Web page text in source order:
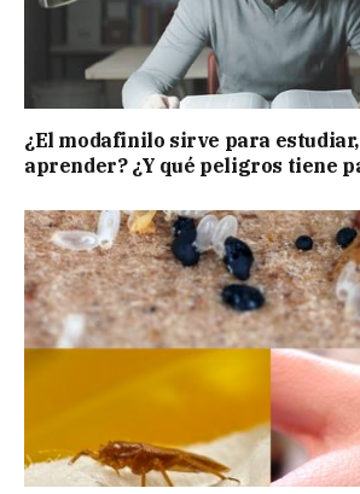
¿El modafinilo sirve para
aprender? ¿Y qué peligros tiene